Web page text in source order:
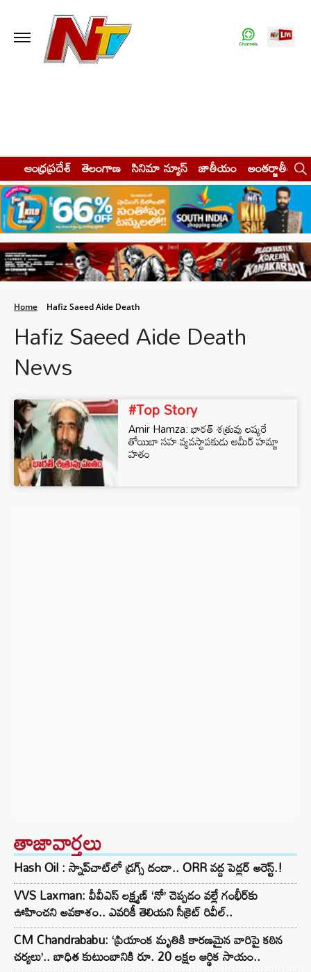
ఆంధ్రప్రదేశ్ తెలంగాణ సినిమా న్యూస్ జాతీయం అంతర్జాతీయం
Home Hafiz Saeed Aide Death
Hafiz Saeed Aide Death
News
#Top Story
Amir Hamza: భారత్ శత్రువు లష్కరే
తోయిబా సహ వ్యవస్థాపకుడు అమీర్ హమ్జా
హతం
తాజావార్తలు
Hash Oil : స్నాప్‌చాట్‌లో డ్రగ్స్ దందా.. ORR వద్ద పెడ్లర్ అరెస్ట్.!
VVS Laxman: వీవీఎస్ లక్ష్మణ్ ‘నో’ చెప్పడం వల్లే గంభీర్‌కు
ఊహించని అవకాశం.. ఎవరికీ తెలియని సీక్రెట్ రివీల్..
CM Chandrababu: ‘ప్రియాంక మృతికి కారణమైన వారిపై కఠిన
చర్యలు’.. బాధిత కుటుంబానికి రూ. 20 లక్షల ఆర్థిక సాయం..